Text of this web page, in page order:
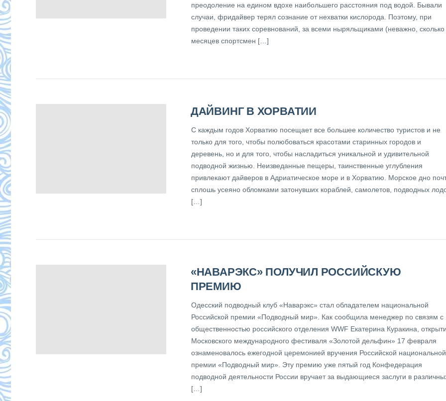
преодоление на едином вдохе наибольшего расстояния под водой. Бывали
случаи, фридайвер терял сознание от нехватки кислорода. Поэтому, при
проведении таких соревнований, за всеми ныряльщиками (неважно, сколько
месяцев спортсмен […]
ДАЙВИНГ В ХОРВАТИИ
С каждым годов Хорватию посещает все большее количество туристов и не
только для того, чтобы полюбоваться красотами старинных городов и
деревень, но и для того, чтобы насладиться уникальной и удивительной
подводной жизнью. Неизведанные пещеры, таинственные углубления
привлекают дайверов в Адриатическое море и в Хорватию. Морское дно
сплошь усеяно обломками затонувших кораблей, самолетов, подводных
[…]
«НАВАРЭКС» ПОЛУЧИЛ РОССИЙСКУЮ
ПРЕМИЮ
Одесский подводный клуб «Наварэкс» стал обладателем национальной
Российской премии «Подводный мир». Как сообщила менеджер по связям с
общественностью российского отделения WWF Екатерина Куракина,
Московского международного фестиваля «Золотой дельфин» 17 февраля
ознаменовалось ежегодной церемонией вручения Российской национальной
премии «Подводный мир». Эту премию уже пятый год Конфедерация
подводной деятельности России вручает за выдающиеся заслуги в
[…]